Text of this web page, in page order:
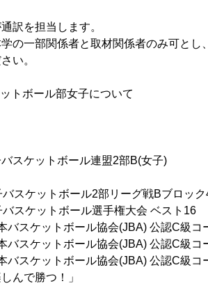
訳を担当します。
の一部関係者と取材関係者のみ可とし
い。
トボール部女子について
スケットボール連盟2部B(女子)
バスケットボール2部リーグ戦Bブロック
バスケットボール選手権大会 ベスト16
スケットボール協会(JBA) 公認C級コ
バスケットボール協会(JBA) 公認C級コ
ットボール協会(JBA) 公認C級コ
んで勝つ！」